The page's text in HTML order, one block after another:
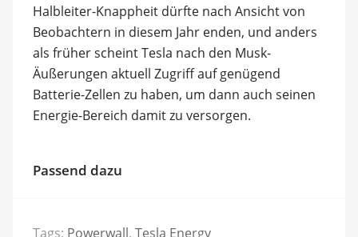
Halbleiter-Knappheit dürfte nach Ansicht von
Beobachtern in diesem Jahr enden, und anders
als früher scheint Tesla nach den Musk-
Äußerungen aktuell Zugriff auf genügend
Batterie-Zellen zu haben, um dann auch seinen
Energie-Bereich damit zu versorgen.
Passend dazu
Tags: Powerwall, Tesla Energy